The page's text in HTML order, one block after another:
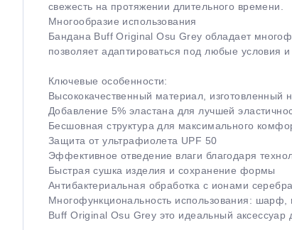
свежесть на протяжении длительного времени.
Многообразие использования
Бандана Buff Original Osu Grey обладает
позволяет адаптироваться под любые условия и
Ключевые особенности:
Высококачественный материал, изготовленный
Добавление 5% эластана для лучшей
Бесшовная структура для максимального
Защита от ультрафиолета UPF 50
Эффективное отведение влаги благодаря
Быстрая сушка изделия и сохранение формы
Антибактериальная обработка с ионами
Многофункциональность использования: шарф,
Buff Original Osu Grey это идеальный